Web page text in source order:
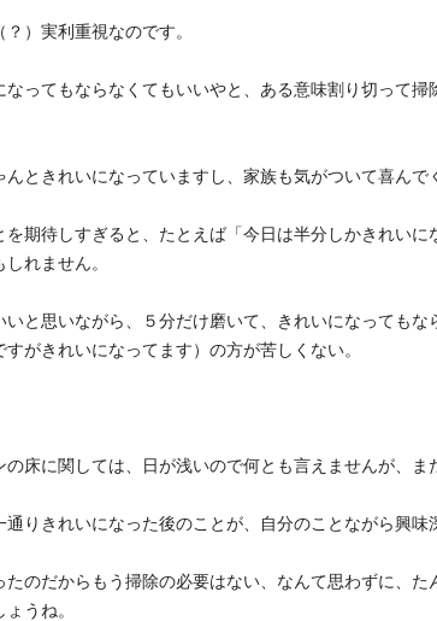
？）実利重視なのです。
なってもならなくてもいいやと、ある意味割り切って掃
んときれいになっていますし、家族も気がついて喜んで
を期待しすぎると、たとえば「今日は半分しかきれい
れません。
いと思いながら、５分だけ磨いて、きれいになっても
すがきれいになってます）の方が苦しくない。
の床に関しては、日が浅いので何とも言えませんが、ま
通りきれいになった後のことが、自分のことながら興味
たのだからもう掃除の必要はない、なんて思わずに、た
うね。